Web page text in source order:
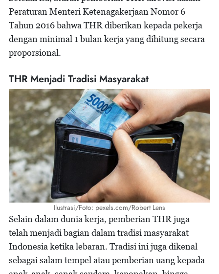
Peraturan Menteri Ketenagakerjaan Nomor 6
Tahun 2016 bahwa THR diberikan kepada pekerja
dengan minimal 1 bulan kerja yang dihitung secara
proporsional.
THR Menjadi Tradisi Masyarakat
Ilustrasi/Foto: pexels.com/Robert Lens
Selain dalam dunia kerja, pemberian THR juga
telah menjadi bagian dalam tradisi masyarakat
Indonesia ketika lebaran. Tradisi ini juga dikenal
sebagai salam tempel atau pemberian uang kepada